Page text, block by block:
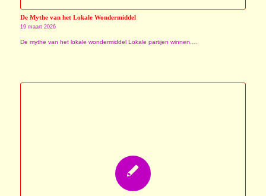
De Mythe van het Lokale Wondermiddel
19 maart 2026
De mythe van het lokale wondermiddel Lokale partijen winnen.…